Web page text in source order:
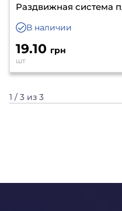
Раздвижная система
В наличии
19.10 грн
шт
1 / 3 из 3